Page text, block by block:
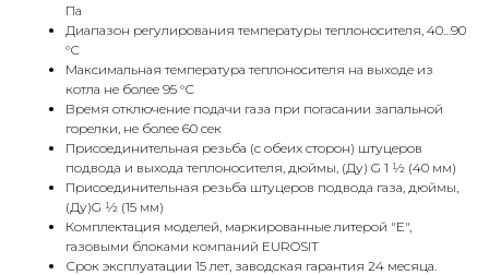
Па
Диапазон регулирования температуры теплоносителя, 40…90
°С
Максимальная температура теплоносителя на выходе из
котла не более 95 °С
Время отключение подачи газа при погасании запальной
горелки, не более 60 сек
Присоединительная резьба (с обеих сторон) штуцеров
подвода и выхода теплоносителя, дюймы, (Ду) G 1 1⁄2 (40 мм)
Присоединительная резьба штуцеров подвода газа, дюймы,
(Ду)G 1⁄2 (15 мм)
Комплектация моделей, маркированные литерой "Е",
газовыми блоками компаний EUROSIT
Срок эксплуатации 15 лет, заводская гарантия 24 месяца.
Г.Москва Волоколамское шоссе,
71/22к2
Пн-вс с 9:00 до 18:00
КОНТАКТЫ